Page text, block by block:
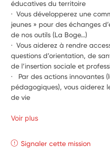
éducatives du territoire
·  Vous développerez une
jeunes » pour des échanges
de nos outils (La Boge…)
·  Vous aiderez à rendre
questions d’orientation, de
de l’insertion sociale et
·   Par des actions
pédagogiques), vous aiderez
de vie
Voir plus
Signaler cette mission